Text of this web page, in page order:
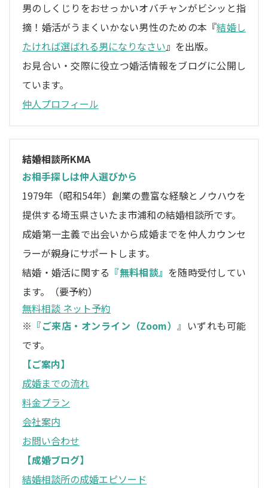
男のしくじりをおせっかいオバチャンがビシッと指
摘！婚活がうまくいかない男性のための本『結婚し
たければ選ばれる男になりなさい』を出版。
お見合い・交際に役立つ婚活情報をブログに公開し
ています。
仲人プロフィール
結婚相談所KMA
お相手探しは仲人選びから
1979年（昭和54年）創業の豊富な経験とノウハウを
提供する埼玉県さいたま市浦和の結婚相談所です。
成婚第一主義で出会いから成婚までを仲人カウンセ
ラーが親身にサポートします。
結婚・婚活に関する 『無料相談』 を随時受付してい
ます。（要予約）
無料相談 ネット予約
※ 『ご来店・オンライン（Zoom）』 いずれも可能
です。
【ご案内】
成婚までの流れ
料金プラン
会社案内
お問い合わせ
【成婚ブログ】
結婚相談所の成婚エピソード